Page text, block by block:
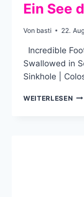
Ein See
Von basti 22.
Incredible
Swallowed in
Sinkhole |
WEITERLESEN EIN